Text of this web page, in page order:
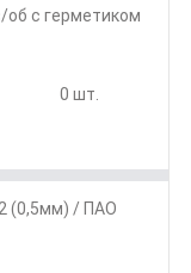
об с герметиком
0 шт.
(0,5мм) / ПАО